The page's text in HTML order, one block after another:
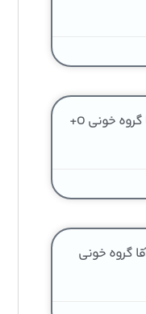
آگهی عادی — اهداکننده آقا گروه خونی O+
گروه خونی